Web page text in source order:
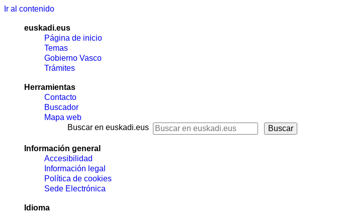
Ir al contenido
euskadi.eus
Página de inicio
Temas
Gobierno Vasco
Trámites
Herramientas
Contacto
Buscador
Mapa web
Buscar en euskadi.eus
Información general
Accesibilidad
Información legal
Política de cookies
Sede Electrónica
Idioma